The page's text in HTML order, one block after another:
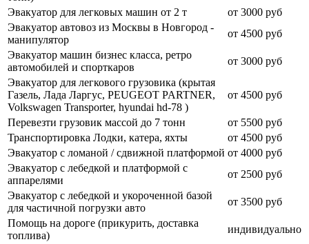
Эвакуатор для легковых машин от 2 т
от 3000 руб
Эвакуатор автовоз из Москвы в Новгород -
манипулятор
от 4500 руб
Эвакуатор машин бизнес класса, ретро
автомобилей и спорткаров
от 3000 руб
Эвакуатор для легкового грузовика (крытая
Газель, Лада Ларгус, PEUGEOT PARTNER,
Volkswagen Transporter, hyundai hd-78 )
от 4500 руб
Перевезти грузовик массой до 7 тонн
от 5500 руб
Транспортировка Лодки, катера, яхты
от 4500 руб
Эвакуатор c ломаной / сдвижной платформой от 4000 руб
Эвакуатор с лебедкой и платформой с
аппарелями
от 2500 руб
Эвакуатор с лебедкой и укороченной базой
для частичной погрузки авто
от 3500 руб
Помощь на дороге (прикурить, доставка
топлива)
индивидуально